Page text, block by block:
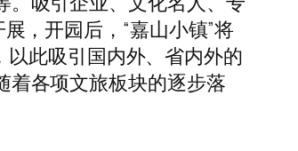
，开园后，“嘉山小镇”将
以此吸引国内外、省内外的
着各项文旅板块的逐步落